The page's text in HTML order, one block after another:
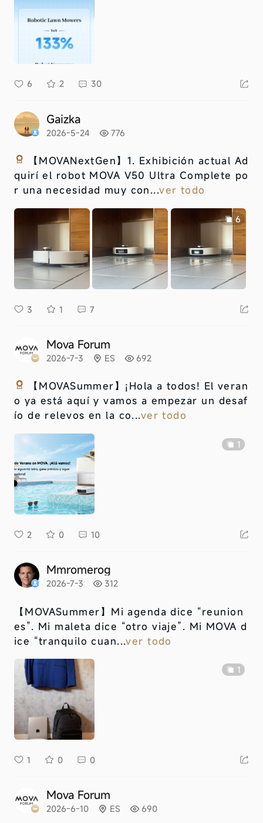
6 2 30
Gaizka
2026-5-24 776
【MOVANextGen】 1. Exhibición actual Ad
quirí el robot MOVA V50 Ultra Complete po
r una necesidad muy con...ver todo
6
3 1 7
Mova Forum
2026-7-3 ES 692
【MOVASummer】 ¡Hola a todos! El veran
o ya está aquí y vamos a empezar un desaf
ío de relevos en la co...ver todo
1
2 0 10
Mmromerog
2026-7-3 312
【MOVASummer】 Mi agenda dice “reunion
es”. Mi maleta dice “otro viaje”. Mi MOVA d
ice “tranquilo cuan...ver todo
1
1 0 0
Mova Forum
2026-6-10 ES 690